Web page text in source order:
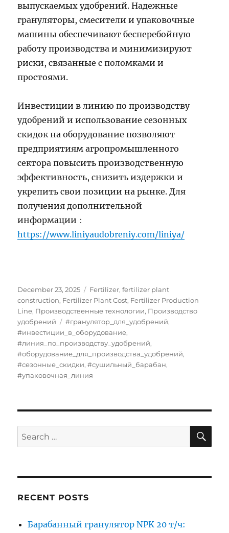
выпускаемых удобрений. Надежные
грануляторы, смесители и упаковочные
машины обеспечивают бесперебойную
работу производства и минимизируют
риски, связанные с поломками и
простоями.
Инвестиции в линию по производству
удобрений и использование сезонных
скидок на оборудование позволяют
предприятиям агропромышленного
сектора повысить производственную
эффективность, снизить издержки и
укрепить свои позиции на рынке. Для
получения дополнительной
информации：
https://www.liniyaudobreniy.com/liniya/
Posted
on
December 23, 2025 Categories
Fertilizer,fertilizer plant
construction, Fertilizer Plant Cost, Fertilizer Production
Line, Производственные технологии, Производство
удобрений
Tags
#гранулятор_для_удобрений,
#инвестиции_в_оборудование,
#линия_по_производству_удобрений,
#оборудование_для_производства_удобрений,
#сезонные_скидки,#сушильный_барабан,
#упаковочная_линия
Search
for:
RECENT POSTS
Барабанный гранулятор NPK 20 т/ч: